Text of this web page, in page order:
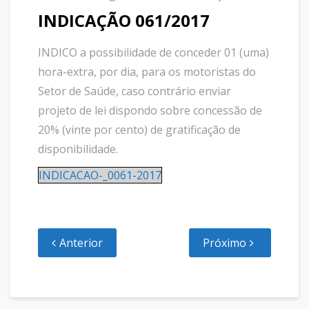
INDICAÇÃO 061/2017
INDICO a possibilidade de conceder 01 (uma)
hora-extra, por dia, para os motoristas do
Setor de Saúde, caso contrário enviar
projeto de lei dispondo sobre concessão de
20% (vinte por cento) de gratificação de
disponibilidade.
INDICACAO-_0061-2017
Anterior Próximo